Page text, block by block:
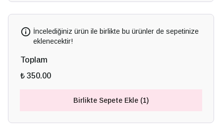
İncelediğiniz ürün ile birlikte bu ürünler de sepetinize
eklenecektir!
Toplam
₺ 350.00
Birlikte Sepete Ekle (1)